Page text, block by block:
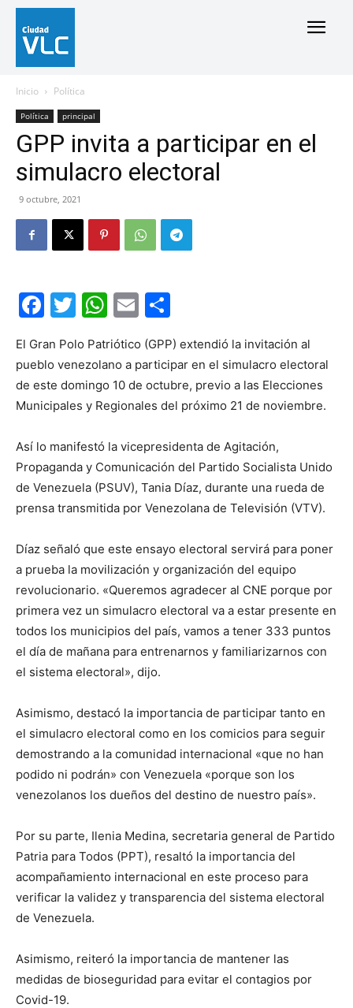
Inicio Política
Política principal
GPP invita a participar en el
simulacro electoral
9 octubre, 2021
Facebook
Twitter
WhatsApp
Email
El Gran Polo Patriótico (GPP) extendió la invitación al
pueblo venezolano a participar en el simulacro electoral
de este domingo 10 de octubre, previo a las Elecciones
Municipales y Regionales del próximo 21 de noviembre.
Así lo manifestó la vicepresidenta de Agitación,
Propaganda y Comunicación del Partido Socialista Unido
de Venezuela (PSUV), Tania Díaz, durante una rueda de
prensa transmitida por Venezolana de Televisión (VTV).
Díaz señaló que este ensayo electoral servirá para poner
a prueba la movilización y organización del equipo
revolucionario. «Queremos agradecer al CNE porque por
primera vez un simulacro electoral va a estar presente en
todos los municipios del país, vamos a tener 333 puntos
el día de mañana para entrenarnos y familiarizarnos con
el sistema electoral», dijo.
Asimismo, destacó la importancia de participar tanto en
el simulacro electoral como en los comicios para seguir
demostrando a la comunidad internacional «que no han
podido ni podrán» con Venezuela «porque son los
venezolanos los dueños del destino de nuestro país».
Por su parte, Ilenia Medina, secretaria general de Partido
Patria para Todos (PPT), resaltó la importancia del
acompañamiento internacional en este proceso para
verificar la validez y transparencia del sistema electoral
de Venezuela.
Asimismo, reiteró la importancia de mantener las
medidas de bioseguridad para evitar el contagios por
Covid-19.